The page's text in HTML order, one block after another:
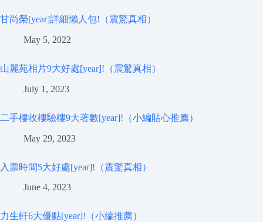
甘尚榮[year]詳細懶人包!（震驚真相）
May 5, 2022
山麗苑相片9大好處[year]!（震驚真相）
July 1, 2023
二手樓收樓驗樓9大著數[year]!（小編貼心推薦）
May 29, 2023
入票時間5大好處[year]!（震驚真相）
June 4, 2023
力生軒6大優點[year]!（小編推薦）